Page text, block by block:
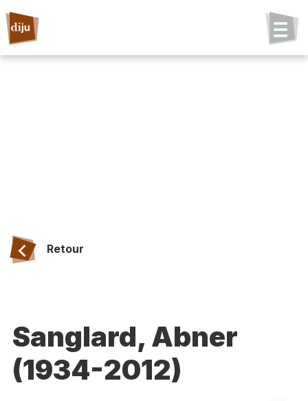
Retour
Sanglard, Abner
(1934-2012)